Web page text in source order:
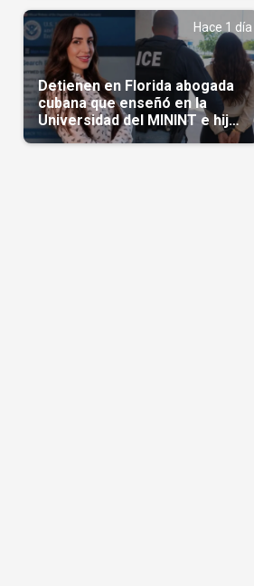
Hace 1 día
Detienen en Florida abogada
cubana que enseñó en la
Universidad del MININT e hija
de diplomático cubano